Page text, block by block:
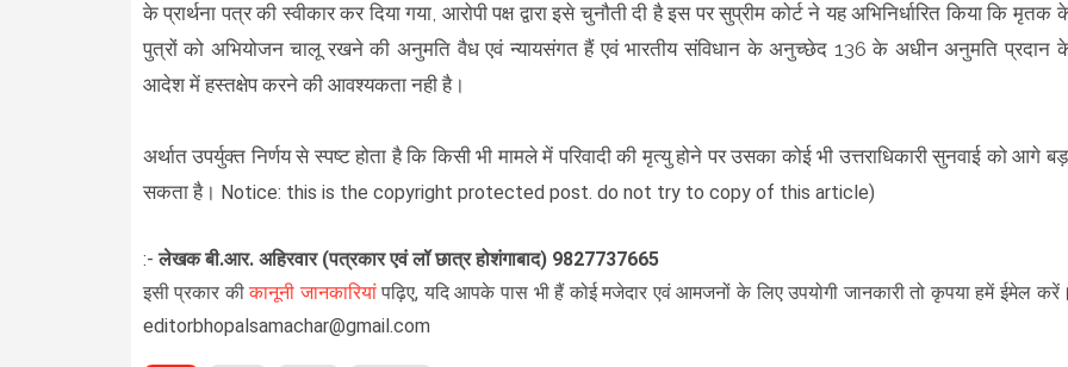
के प्रार्थना पत्र की स्वीकार कर दिया गया, आरोपी पक्ष द्वारा इसे चुनौती दी है इस पर सुप्रीम कोर्ट ने यह अभिनिर्धारित किया कि मृतक
पुत्रों को अभियोजन चालू रखने की अनुमति वैध एवं न्यायसंगत हैं एवं भारतीय संविधान के अनुच्छेद 136 के अधीन अनुमति प्रदान
आदेश में हस्तक्षेप करने की आवश्यकता नही है।
अर्थात उपर्युक्त निर्णय से स्पष्ट होता है कि किसी भी मामले में परिवादी की मृत्यु होने पर उसका कोई भी उत्तराधिकारी सुनवाई को आगे
सकता है। Notice: this is the copyright protected post. do not try to copy of this article)
:-लेखकबी.आर. अहिरवार (पत्रकार एवं लॉ छात्र होशंगाबाद) 9827737665
इसी प्रकार कीकानूनी जानकारियांपढ़िए, यदि आपके पास भी हैं कोई मजेदार एवं आमजनों के लिए उपयोगी जानकारी तो कृपया हमें ईमेल
editorbhopalsamachar@gmail.com